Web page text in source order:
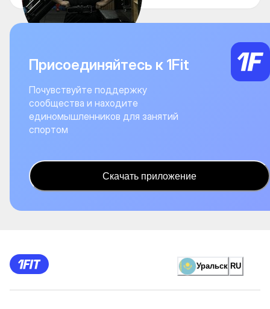
Присоединяйтесь к 1Fit
Почувствуйте поддержку
сообщества и находите
единомышленников для занятий
спортом
Скачать приложение
Уральск RU